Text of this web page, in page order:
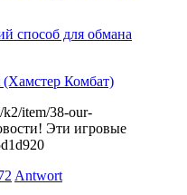
способ для обмана
Комбат)
k2/item/38-our-
Эти игровые
Antwort